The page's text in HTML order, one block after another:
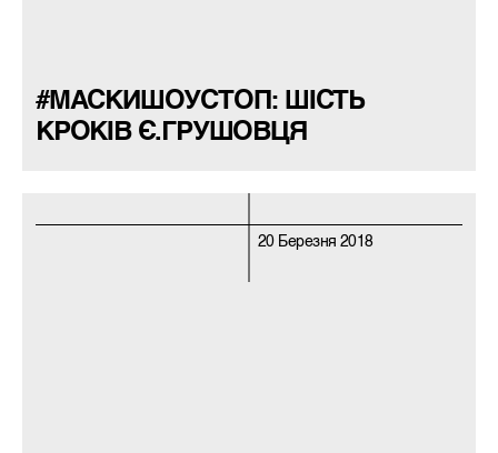
#МАСКИШОУСТОП: ШІСТЬ
КРОКІВ Є.ГРУШОВЦЯ
20 Березня 2018